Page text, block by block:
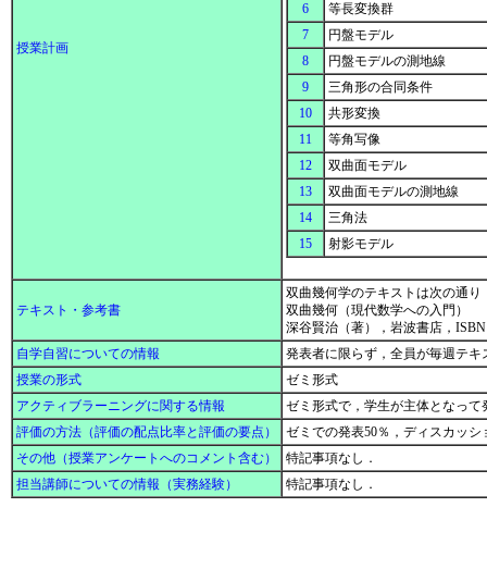
授業計画
6
等長変換群
7
円盤モデル
8
円盤モデルの測地線
9
三角形の合同条件
10
共形変換
11
等角写像
12
双曲面モデル
13
双曲面モデルの測地線
14
三角法
15
射影モデル
テキスト・参考書
双曲幾何学のテキストは次の通り
双曲幾何（現代数学への入門）
深谷賢治（著），岩波書店，
自学自習についての情報
発表者に限らず，全員が毎週テ
授業の形式
ゼミ形式
アクティブラーニングに関する情報
ゼミ形式で，学生が主体となっ
評価の方法（評価の配点比率と評価の要点）
ゼミでの発表50％，ディスカッ
その他（授業アンケートへのコメント含む）
特記事項なし．
担当講師についての情報（実務経験）
特記事項なし．